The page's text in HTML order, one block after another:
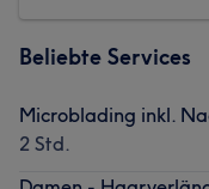
Beliebte Services
Microblading inkl.
2 Std.